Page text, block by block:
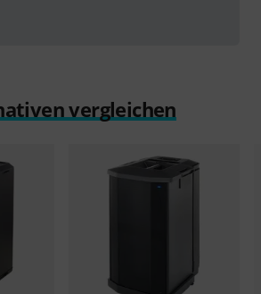
vergleichen